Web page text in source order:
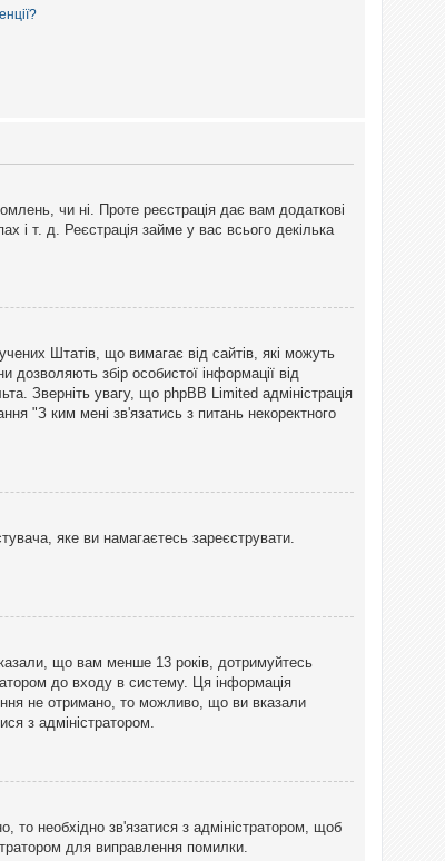
чи ні. Проте реєстрація дає вам додаткові
і т. д. Реєстрація займе у вас всього декілька
Штатів, що вимагає від сайтів, які можуть
збір особистої інформації від
Зверніть увагу, що phpBB Limited адміністрація
"З ким мені зв'язатись з питань некоректного
яке ви намагаєтесь зареєструвати.
що вам менше 13 років, дотримуйтесь
до входу в систему. Ця інформація
не отримано, то можливо, що ви вказали
з адміністратором.
то необхідно зв'язатися з адміністратором, щоб
для виправлення помилки.